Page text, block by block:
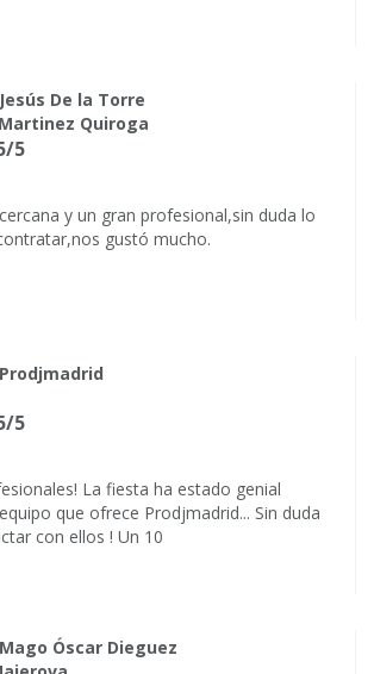
Jesús De la Torre
Quiroga
5
y un gran profesional,sin duda lo
gustó mucho.
Prodjmadrid
5
La fiesta ha estado genial
que ofrece Prodjmadrid... Sin duda
con ellos ! Un 10
Mago Óscar Dieguez